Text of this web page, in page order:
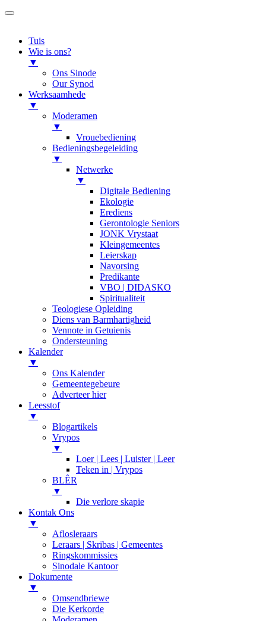
Tuis
Wie is ons?
▼
Ons Sinode
Our Synod
Werksaamhede
▼
Moderamen
▼
Vrouebediening
Bedieningsbegeleiding
▼
Netwerke
▼
Digitale Bediening
Ekologie
Erediens
Gerontologie Seniors
JONK Vrystaat
Kleingemeentes
Leierskap
Navorsing
Predikante
VBO | DIDASKO
Spiritualiteit
Teologiese Opleiding
Diens van Barmhartigheid
Vennote in Getuienis
Ondersteuning
Kalender
▼
Ons Kalender
Gemeentegebeure
Adverteer hier
Leesstof
▼
Blogartikels
Vrypos
▼
Loer | Lees | Luister | Leer
Teken in | Vrypos
BLÊR
▼
Die verlore skapie
Kontak Ons
▼
Aflosleraars
Leraars | Skribas | Gemeentes
Ringskommissies
Sinodale Kantoor
Dokumente
▼
Omsendbriewe
Die Kerkorde